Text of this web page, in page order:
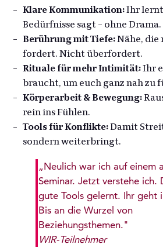
Klare Kommunikation:Ihr
Bedürfnisse sagt – ohne Drama.
Berührung mit Tiefe:Nähe, die
fordert. Nicht überfordert.
Rituale für mehr Intimität:Ihr
braucht, um euch ganz nah zu
Körperarbeit & Bewegung:
rein ins Fühlen.
Tools für Konflikte:Damit
sondern weiterbringt.
„Neulich war ich auf einem
Seminar. Jetzt verstehe ich.
gute Tools gelernt. Ihr geht
Bis an die Wurzel von
Beziehungsthemen."
WIR-Teilnehmer